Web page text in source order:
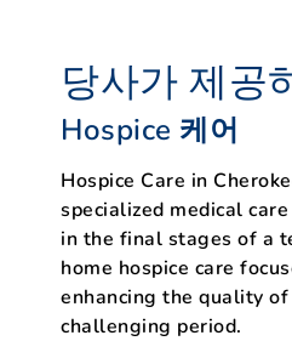
당사가 제공
Hospice 케어
Hospice Care in
specialized medical
in the final stages of a
home hospice care
enhancing the quality
challenging period.